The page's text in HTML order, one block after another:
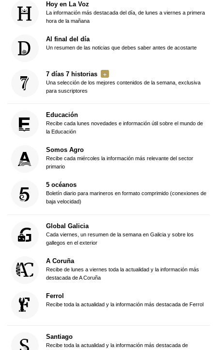
Hoy en La Voz
La información más destacada del día, de lunes a viernes a primera
hora de la mañana
Al final del día
Un resumen de las noticias que debes saber antes de acostarte
7 días 7 historias
Una selección de los mejores contenidos de la semana, exclusiva
para suscriptores
Educación
Recibe cada lunes novedades e información útil sobre el mundo de
la Educación
Somos Agro
Recibe cada miércoles la información más relevante del sector
primario
5 océanos
Boletín diario para marineros en formato comprimido (conexiones de
baja velocidad)
Global Galicia
Cada viernes, un resumen de la semana en Galicia y sobre los
gallegos en el exterior
A Coruña
Recibe de lunes a viernes toda la actualidad y la información más
destacada de A Coruña
Ferrol
Recibe toda la actualidad y la información más destacada de Ferrol
Santiago
Recibe toda la actualidad y la información más destacada de